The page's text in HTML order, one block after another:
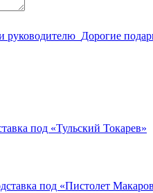
руководителю Дорогие
под «Тульский Токарев»
под «Пистолет